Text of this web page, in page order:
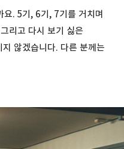
. 5기, 6기, 7기를 거치며
리고 다시 보기 싫은
않겠습니다. 다른 분께는